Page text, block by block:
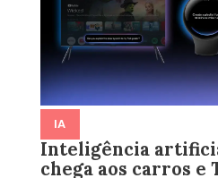
IA
Inteligência
chega aos carros e